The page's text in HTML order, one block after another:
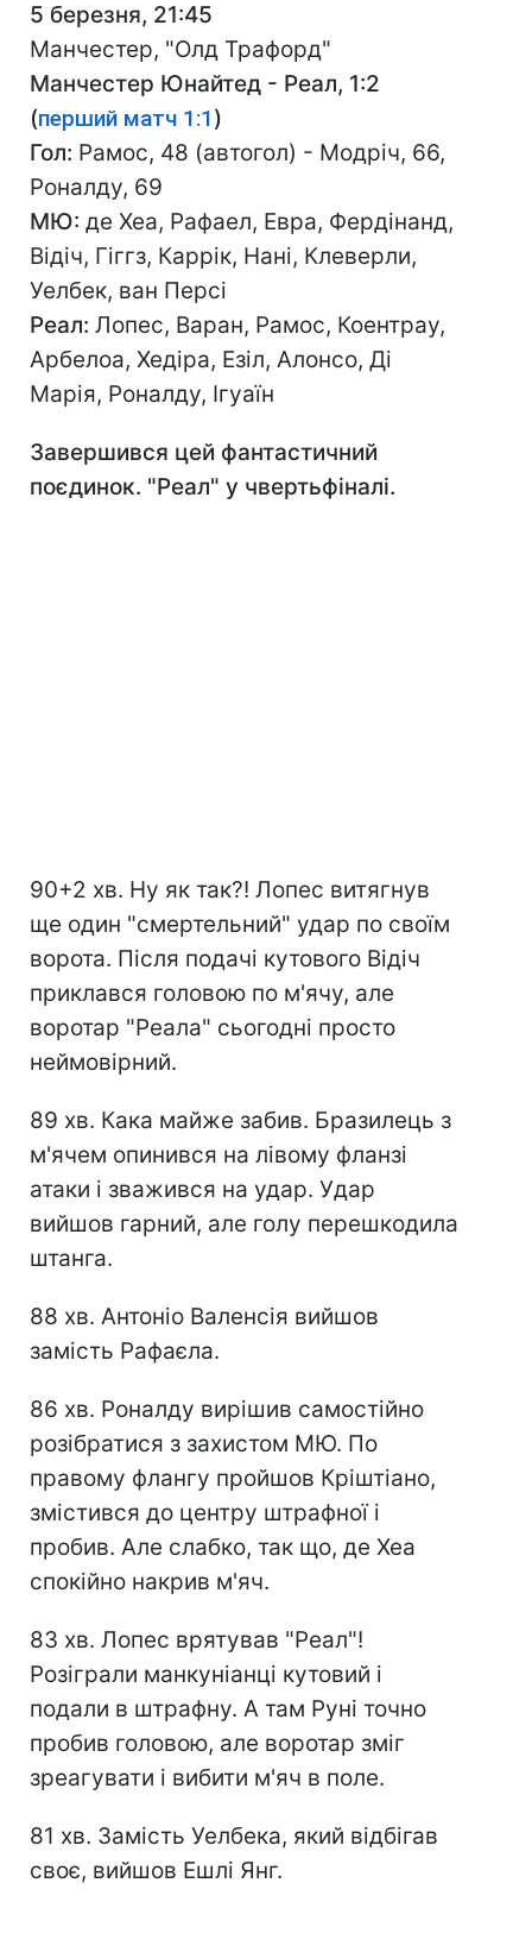
5 березня, 21:45
Манчестер, "Олд Трафорд"
Манчестер Юнайтед - Реал, 1:2
(перший матч 1:1)
Гол: Рамос, 48 (автогол) - Модріч, 66,
Роналду, 69
МЮ: де Хеа, Рафаел, Евра, Фердінанд,
Відіч, Гіггз, Каррік, Нані, Клеверли,
Уелбек, ван Персі
Реал: Лопес, Варан, Рамос, Коентрау,
Арбелоа, Хедіра, Езіл, Алонсо, Ді
Марія, Роналду, Ігуаїн
Завершився цей фантастичний
поєдинок. "Реал" у чвертьфіналі.
90+2 хв. Ну як так?! Лопес витягнув
ще один "смертельний" удар по своїм
ворота. Після подачі кутового Відіч
приклався головою по м'ячу, але
воротар "Реала" сьогодні просто
неймовірний.
89 хв. Кака майже забив. Бразилець з
м'ячем опинився на лівому фланзі
атаки і зважився на удар. Удар
вийшов гарний, але голу перешкодила
штанга.
88 хв. Антоніо Валенсія вийшов
замість Рафаєла.
86 хв. Роналду вирішив самостійно
розібратися з захистом МЮ. По
правому флангу пройшов Кріштіано,
змістився до центру штрафної і
пробив. Але слабко, так що, де Хеа
спокійно накрив м'яч.
83 хв. Лопес врятував "Реал"!
Розіграли манкуніанці кутовий і
подали в штрафну. А там Руні точно
пробив головою, але воротар зміг
зреагувати і вибити м'яч в поле.
81 хв. Замість Уелбека, який відбігав
своє, вийшов Ешлі Янг.